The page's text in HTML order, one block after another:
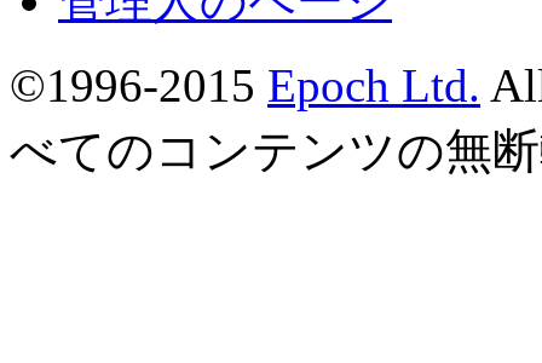
©1996-2015 Epoch Ltd.
べてのコンテンツの無